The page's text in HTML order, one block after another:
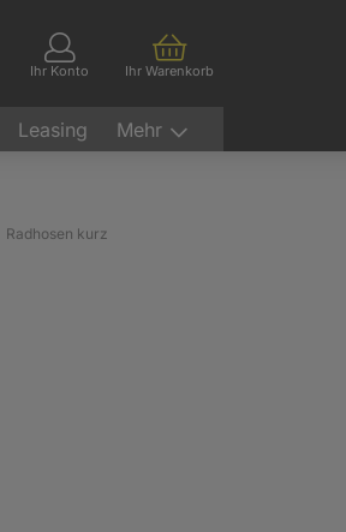
Ihr Konto Ihr Warenkorb
Leasing Mehr
Radhosen kurz